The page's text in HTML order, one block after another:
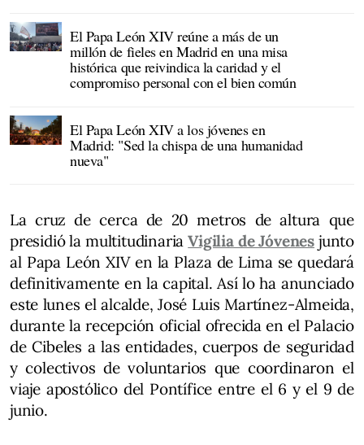
El Papa León XIV reúne a más de un
millón de fieles en Madrid en una misa
histórica que reivindica la caridad y el
compromiso personal con el bien común
El Papa León XIV a los jóvenes en
Madrid: "Sed la chispa de una humanidad
nueva"
La cruz de cerca de 20 metros de altura que
presidió la multitudinariaVigilia de Jóvenes junto
al Papa León XIV en la Plaza de Lima se quedará
definitivamente en la capital. Así lo ha anunciado
este lunes el alcalde, José Luis Martínez-Almeida,
durante la recepción oficial ofrecida en el Palacio
de Cibeles a las entidades, cuerpos de seguridad
y colectivos de voluntarios que coordinaron el
viaje apostólico del Pontífice entre el 6 y el 9 de
junio.